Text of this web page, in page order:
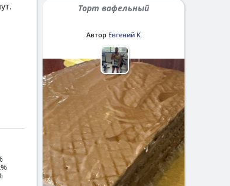
Торт вафельный
Автор Евгений К